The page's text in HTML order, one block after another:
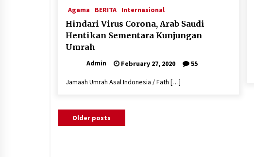
Agama BERITA Internasional
Hindari Virus Corona, Arab Saudi
Hentikan Sementara Kunjungan
Umrah
Admin February 27, 2020 55
Jamaah Umrah Asal Indonesia / Fath […]
Posts
Older posts